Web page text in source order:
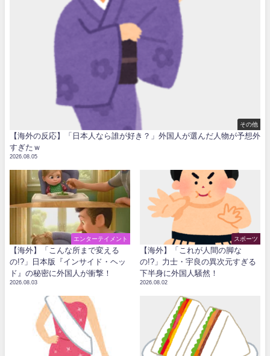
その他
【海外の反応】「日本人なら誰が好き？」外国人が選んだ人物が予想外
すぎたｗ
2026.08.05
エンターテイメント
【海外】「こんな所まで変える
の!?」日本版『インサイド・ヘッ
ド』の秘密に外国人が衝撃！
2026.08.03
スポーツ
【海外】「これが人間の脚な
の!?」力士・宇良の異次元すぎる
下半身に外国人騒然！
2026.08.02